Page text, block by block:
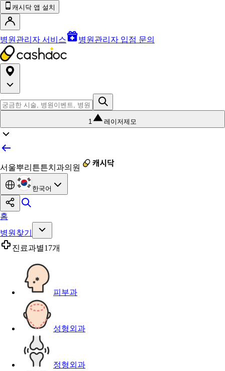
캐시닥 앱 설치
병원관리자 서비스 병원관리자 입점 문의
1 레이저제모
서울뿌리튼튼치과의원
한국어
홈
병원찾기
진료과별17개
피부과
성형외과
정형외과